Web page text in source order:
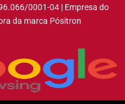
0001-04 | Empresa do
da marca Pósitron